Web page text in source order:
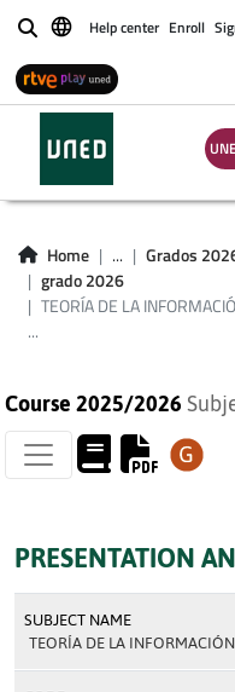
BuscarHelp center Enroll
Home ...
Grados
grado 2026
TEORÍA DE LA
...
TEORÍA
BÁSICA
Course 2025/2026
PRESENTATION
SUBJECT NAME
TEORÍA DE LA